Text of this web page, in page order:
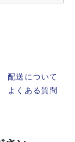
配送について
よくある質問